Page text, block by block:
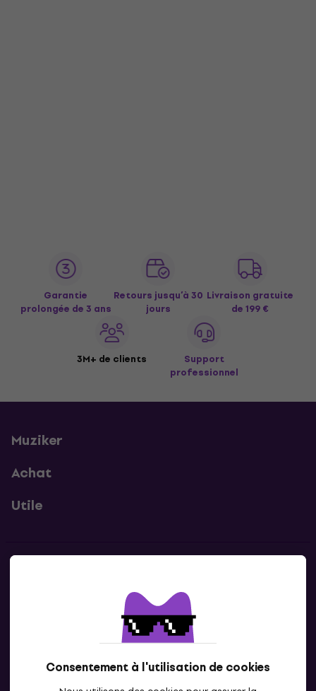
Consentement à l'utilisation de cookies
Garantie
prolongée de 3 ans
Retours jusqu’à 30
jours
Livraison gratuite
de 199 €
3M+ de clients
Support
professionnel
Muziker
Achat
Utile
Contacte nous